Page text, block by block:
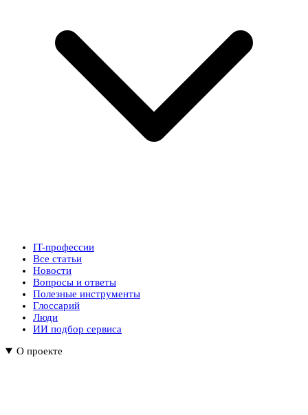
IT-профессии
Все статьи
Новости
Вопросы и ответы
Полезные инструменты
Глоссарий
Люди
ИИ подбор сервиса
О проекте